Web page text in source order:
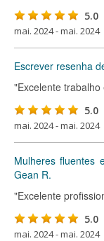
5.0
mai. 2024 - mai. 2024
Escrever resenha
"Excelente
5.0
mai. 2024 - mai. 2024
Mulheres fluentes
Gean R.
"Excelente
5.0
mai. 2024 - mai. 2024